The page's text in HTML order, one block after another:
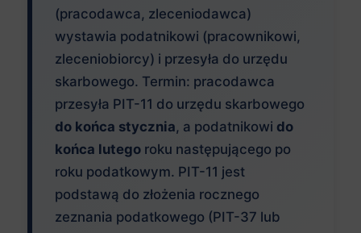
(pracodawca, zleceniodawca)
wystawia podatnikowi (pracownikowi,
zleceniobiorcy) i przesyła do urzędu
skarbowego. Termin: pracodawca
przesyła PIT-11 do urzędu skarbowego
do końca stycznia, a podatnikowi do
końca lutego roku następującego po
roku podatkowym. PIT-11 jest
podstawą do złożenia rocznego
zeznania podatkowego (PIT-37 lub